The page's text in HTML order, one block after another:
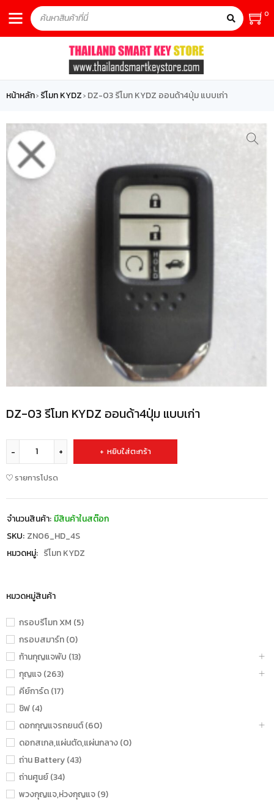
0
หน้าหลัก› รีโมท KYDZ› DZ-03 รีโมท KYDZ ออนด้า4ปุ่ม แบบเก่า
หมวดหมู่สินค้า
กรอบรีโมท XM (5)
กรอบสมาร์ท (0)
ก้านกุญแจพับ (13)
กุญแจ (263)
คีย์การ์ด (17)
ชิฟ (4)
ดอกกุญแจรถยนต์ (60)
ดอกสเกล,แผ่นตัด,แผ่นกลาง (0)
ถ่าน Battery (43)
ถ่านศูนย์ (34)
พวงกุญแจ,ห่วงกุญแจ (9)
DZ-03 รีโมท KYDZ ออนด้า4ปุ่ม แบบเก่า
หยิบใส่ตะกร้า
รายการโปรด
จำนวนสินค้า: มีสินค้าในสต๊อก
SKU: ZN06_HD_4S
หมวดหมู่: รีโมท KYDZ